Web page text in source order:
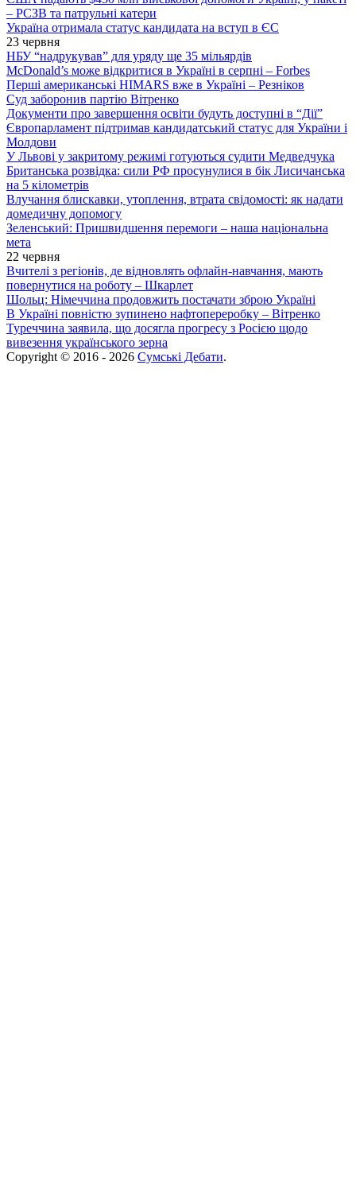
– РСЗВ та патрульні катери
Україна отримала статус кандидата на вступ в ЄС
23 червня
НБУ “надрукував” для уряду ще 35 мільярдів
McDonald’s може відкритися в Україні в серпні – Forbes
Перші американські HIMARS вже в Україні – Резніков
Суд заборонив партію Вітренко
Документи про завершення освіти будуть доступні в “Дії”
Європарламент підтримав кандидатський статус для України і
Молдови
У Львові у закритому режимі готуються судити Медведчука
Британська розвідка: сили РФ просунулися в бік Лисичанська
на 5 кілометрів
Влучання блискавки, утоплення, втрата свідомості: як надати
домедичну допомогу
Зеленський: Пришвидшення перемоги – наша національна
мета
22 червня
Вчителі з регіонів, де відновлять офлайн-навчання, мають
повернутися на роботу – Шкарлет
Шольц: Німеччина продовжить постачати зброю Україні
В Україні повністю зупинено нафтопереробку – Вітренко
Туреччина заявила, що досягла прогресу з Росією щодо
вивезення українського зерна
Copyright © 2016 - 2026 Сумські Дебати.